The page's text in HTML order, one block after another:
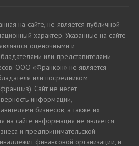
на сайте, не является публичной
характер. Указанные на сайте
оценочными и
или представителями
ООО «Франкон» не является
или посредником
Сайт не несет
информации,
бизнесов, а также их
на сайте информация не является
и предпринимательской
финансовой организации, и